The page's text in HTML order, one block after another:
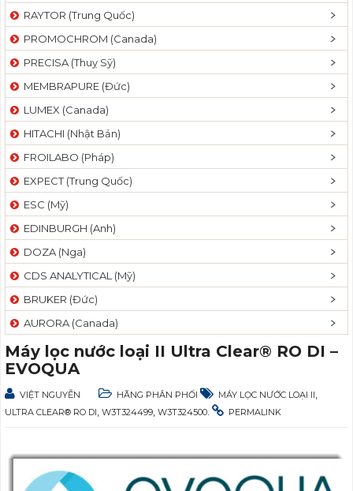
RAYTOR (Trung Quốc)
PROMOCHROM (Canada)
PRECISA (Thuỵ Sỹ)
MEMBRAPURE (Đức)
LUMEX (Canada)
HITACHI (Nhật Bản)
FROILABO (Pháp)
EXPECT (Trung Quốc)
ESC (Mỹ)
EDINBURGH (Anh)
DOZA (Nga)
CDS ANALYTICAL (Mỹ)
BRUKER (Đức)
AURORA (Canada)
Máy lọc nước loại II Ultra Clear® RO DI –
EVOQUA
VIỆT NGUYỄN HÃNG PHÂN PHỐI MÁY LỌC NƯỚC LOẠI II
ULTRA CLEAR® RO DI W3T324499 W3T324500 PERMALINK